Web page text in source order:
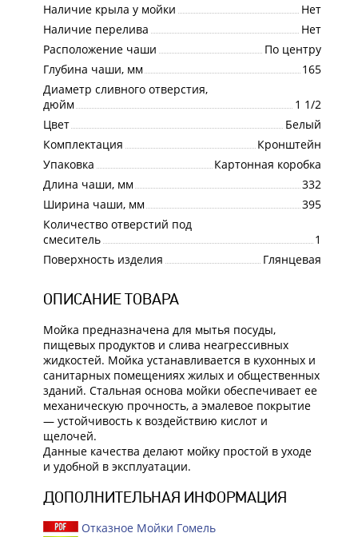
Наличие крыла у мойки
Нет
Наличие перелива
Нет
Расположение чаши
По центру
Глубина чаши, мм
165
Диаметр сливного отверстия,
дюйм
1 1/2
Цвет
Белый
Комплектация
Кронштейн
Упаковка
Картонная коробка
Длина чаши, мм
332
Ширина чаши, мм
395
Количество отверстий под
смеситель
1
Поверхность изделия
Глянцевая
ОПИСАНИЕ ТОВАРА
Мойка предназначена для мытья посуды,
пищевых продуктов и слива неагрессивных
жидкостей. Мойка устанавливается в кухонных и
санитарных помещениях жилых и общественных
зданий. Стальная основа мойки обеспечивает ее
механическую прочность, а эмалевое покрытие
— устойчивость к воздействию кислот и
щелочей.
Данные качества делают мойку простой в уходе
и удобной в эксплуатации.
ДОПОЛНИТЕЛЬНАЯ ИНФОРМАЦИЯ
Отказное Мойки Гомель